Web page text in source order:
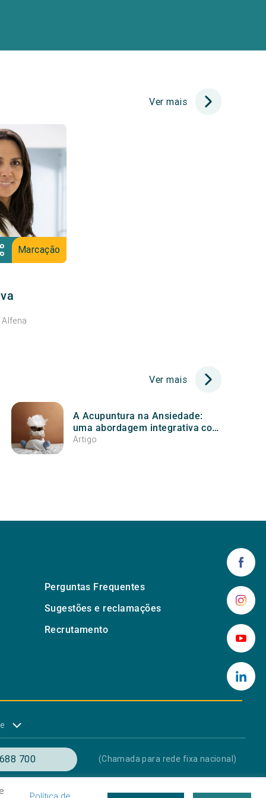
Ver mais
Marcação
Alfena
Ver mais
A Acupuntura na Ansiedade:
uma abordagem integrativa com
base científica
Artigo
Perguntas Frequentes
Sugestões e reclamações
Recrutamento
700 (Chamada para rede fixa nacional)